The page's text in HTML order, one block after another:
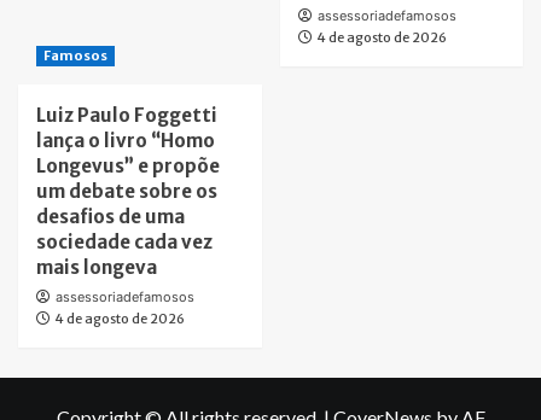
assessoriadefamosos
4 de agosto de 2026
Famosos
Luiz Paulo Foggetti
lança o livro “Homo
Longevus” e propõe
um debate sobre os
desafios de uma
sociedade cada vez
mais longeva
assessoriadefamosos
4 de agosto de 2026